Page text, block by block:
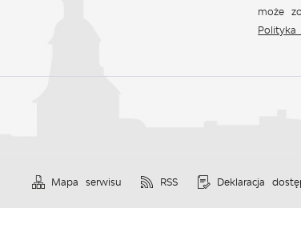
może
Polityka
Mapa serwisu RSS Deklaracja